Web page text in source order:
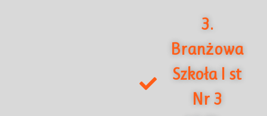
3.
Branżowa
Szkoła I st
Nr 3